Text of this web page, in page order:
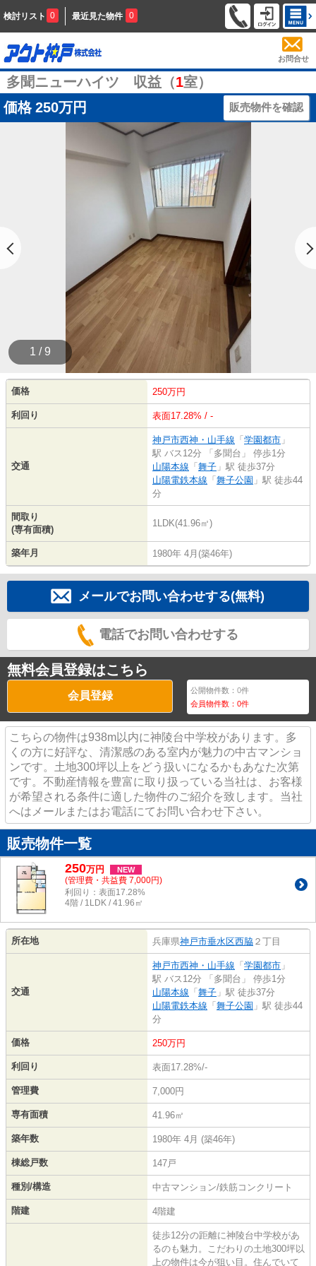
検討リスト 0 最近見た物件 0
お問合せ
多聞ニューハイツ 収益（1室）
価格 250万円 販売物件を確認
1 / 9
価格 250万円
利回り 表面17.28% / -
交通
神戸市西神・山手線 「 学園都市 」
駅 バス12分 「多聞台」 停歩1分
山陽本線 「 舞子 」駅 徒歩37分
山陽電鉄本線 「 舞子公園 」駅 徒歩44
分
間取り
(専有面積)
1LDK(41.96㎡)
築年月 1980年 4月(築46年)
メールでお問い合わせする(無料)
電話でお問い合わせする
無料会員登録はこちら
会員登録 公開物件数：0件
会員物件数：0件
こちらの物件は938m以内に神陵台中学校があります。多
くの方に好評な、清潔感のある室内が魅力の中古マンショ
ンです。土地300坪以上をどう扱いになるかもあなた次第
です。不動産情報を豊富に取り扱っている当社は、お客様
が希望される条件に適した物件のご紹介を致します。当社
へはメールまたはお電話にてお問い合わせ下さい。
販売物件一覧
250万円 NEW
(管理費・共益費 7,000円)
利回り：表面17.28%
4階 / 1LDK / 41.96㎡
所在地 兵庫県神戸市垂水区西脇 ２丁目
交通
神戸市西神・山手線 「 学園都市 」
駅 バス12分 「多聞台」 停歩1分
山陽本線 「 舞子 」駅 徒歩37分
山陽電鉄本線 「 舞子公園 」駅 徒歩44
分
価格 250万円
利回り 表面17.28%/-
管理費 7,000円
専有面積 41.96㎡
築年数 1980年 4月 (築46年)
棟総戸数 147戸
種別/構造 中古マンション/鉄筋コンクリート
階建 4階建
徒歩12分の距離に神陵台中学校があ
るのも魅力。こだわりの土地300坪以
上の物件は今が狙い目。住んでいて